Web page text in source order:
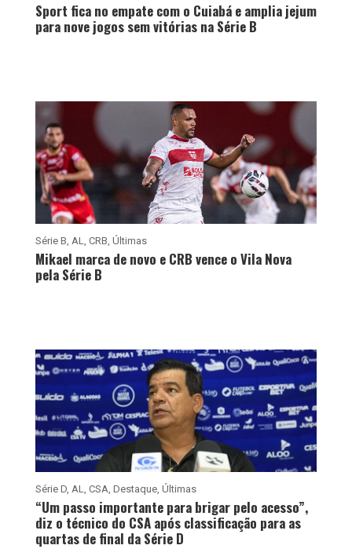
Sport fica no empate com o Cuiabá e amplia jejum
para nove jogos sem vitórias na Série B
Série B AL CRB Últimas
Mikael marca de novo e CRB vence o Vila Nova
pela Série B
Série D, AL CSA Destaque, Últimas
“Um passo importante para brigar pelo acesso”,
diz o técnico do CSA após classificação para as
quartas de final da Série D